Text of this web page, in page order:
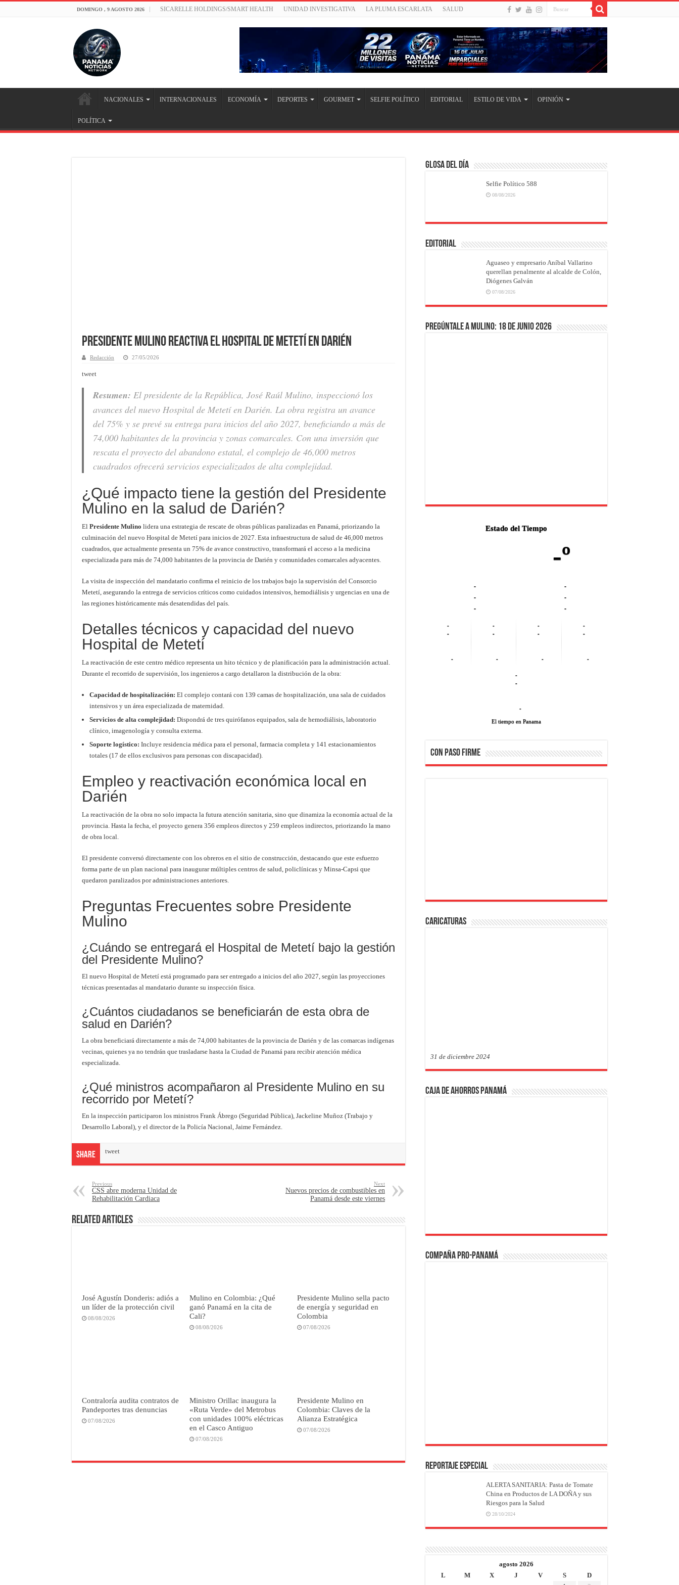
DOMINGO , 9 AGOSTO 2026 SICARELLE HOLDINGS/SMART HEALTH UNIDAD INVESTIGATIVA LA PLUMA ESCARLATA SALUD
NACIONALES INTERNACIONALES ECONOMÍA DEPORTES GOURMET SELFIE POLÍTICO EDITORIAL ESTILO DE VIDA OPINIÓN
POLÍTICA
Presidente Mulino reactiva el Hospital de Metetí en Darién
Redacción 27/05/2026
tweet
Resumen: El presidente de la República, José Raúl Mulino, inspeccionó los
avances del nuevo Hospital de Metetí en Darién. La obra registra un avance
del 75% y se prevé su entrega para inicios del año 2027, beneficiando a más de
74,000 habitantes de la provincia y zonas comarcales. Con una inversión que
rescata el proyecto del abandono estatal, el complejo de 46,000 metros
cuadrados ofrecerá servicios especializados de alta complejidad.
¿Qué impacto tiene la gestión del Presidente
Mulino en la salud de Darién?
El Presidente Mulino lidera una estrategia de rescate de obras públicas paralizadas en Panamá, priorizando la
culminación del nuevo Hospital de Metetí para inicios de 2027. Esta infraestructura de salud de 46,000 metros
cuadrados, que actualmente presenta un 75% de avance constructivo, transformará el acceso a la medicina
especializada para más de 74,000 habitantes de la provincia de Darién y comunidades comarcales adyacentes.
La visita de inspección del mandatario confirma el reinicio de los trabajos bajo la supervisión del Consorcio
Metetí, asegurando la entrega de servicios críticos como cuidados intensivos, hemodiálisis y urgencias en una de
las regiones históricamente más desatendidas del país.
Detalles técnicos y capacidad del nuevo
Hospital de Metetí
La reactivación de este centro médico representa un hito técnico y de planificación para la administración actual.
Durante el recorrido de supervisión, los ingenieros a cargo detallaron la distribución de la obra:
Capacidad de hospitalización: El complejo contará con 139 camas de hospitalización, una sala de cuidados
intensivos y un área especializada de maternidad.
Servicios de alta complejidad: Dispondrá de tres quirófanos equipados, sala de hemodiálisis, laboratorio
clínico, imagenología y consulta externa.
Soporte logístico: Incluye residencia médica para el personal, farmacia completa y 141 estacionamientos
totales (17 de ellos exclusivos para personas con discapacidad).
Empleo y reactivación económica local en
Darién
La reactivación de la obra no solo impacta la futura atención sanitaria, sino que dinamiza la economía actual de la
provincia. Hasta la fecha, el proyecto genera 356 empleos directos y 259 empleos indirectos, priorizando la mano
de obra local.
El presidente conversó directamente con los obreros en el sitio de construcción, destacando que este esfuerzo
forma parte de un plan nacional para inaugurar múltiples centros de salud, policlínicas y Minsa-Capsi que
quedaron paralizados por administraciones anteriores.
Preguntas Frecuentes sobre Presidente
Mulino
¿Cuándo se entregará el Hospital de Metetí bajo la gestión
del Presidente Mulino?
El nuevo Hospital de Metetí está programado para ser entregado a inicios del año 2027, según las proyecciones
técnicas presentadas al mandatario durante su inspección física.
¿Cuántos ciudadanos se beneficiarán de esta obra de
salud en Darién?
La obra beneficiará directamente a más de 74,000 habitantes de la provincia de Darién y de las comarcas indígenas
vecinas, quienes ya no tendrán que trasladarse hasta la Ciudad de Panamá para recibir atención médica
especializada.
¿Qué ministros acompañaron al Presidente Mulino en su
recorrido por Metetí?
En la inspección participaron los ministros Frank Ábrego (Seguridad Pública), Jackeline Muñoz (Trabajo y
Desarrollo Laboral), y el director de la Policía Nacional, Jaime Fernández.
Share tweet
Previous
CSS abre moderna Unidad de
Rehabilitación Cardiaca
Next
Nuevos precios de combustibles en
Panamá desde este viernes
Related Articles
José Agustín Donderis: adiós a
un líder de la protección civil
08/08/2026
Mulino en Colombia: ¿Qué
ganó Panamá en la cita de
Cali?
08/08/2026
Presidente Mulino sella pacto
de energía y seguridad en
Colombia
07/08/2026
Contraloría audita contratos de
Pandeportes tras denuncias
07/08/2026
Ministro Orillac inaugura la
«Ruta Verde» del Metrobus
con unidades 100% eléctricas
en el Casco Antiguo
07/08/2026
Presidente Mulino en
Colombia: Claves de la
Alianza Estratégica
07/08/2026
Glosa del Día
Selfie Político 588
08/08/2026
EDITORIAL
Aguaseo y empresario Aníbal Vallarino
querellan penalmente al alcalde de Colón,
Diógenes Galván
07/08/2026
Pregúntale a Mulino: 18 de junio 2026
Estado del Tiempo
-º
-
-
-
-
-
-
-
-
-
-
-
-
-
-
-
-
-
-
-
-
-
El tiempo en Panama
CON PASO FIRME
Caricaturas
31 de diciembre 2024
Caja de Ahorros Panamá
Compaña PRO-Panamá
REPORTAJE ESPECIAL
ALERTA SANITARIA: Pasta de Tomate
China en Productos de LA DOÑA y sus
Riesgos para la Salud
28/10/2024
agosto 2026
L
M X J V S
D